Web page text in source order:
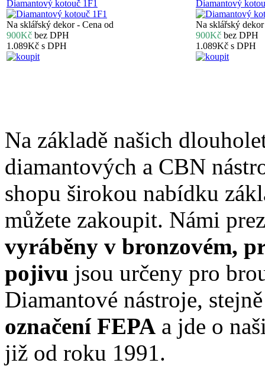
Diamantový kotouč 1F1
Na sklářský dekor - Cena od
900Kč bez DPH
1.089Kč s DPH
Diamantový
Na sklářský
900Kč bez DPH
1.089Kč s DPH
Na základě našich
diamantových a CBN
shopu širokou nabídku
můžete zakoupit. Námi
vyráběny v bronzovém,
pojivu jsou určeny pro
Diamantové nástroje,
označení FEPA a jde o
již od roku 1991.